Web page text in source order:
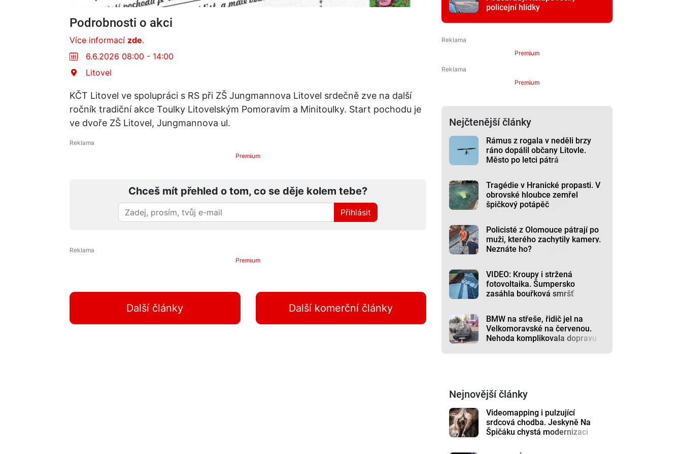
Podrobnosti o akci
Více informací zde.
6.6.2026 08:00 - 14:00
Litovel
KČT Litovel ve spolupráci s RS při ZŠ Jungmannova Litovel srdečně zve na další
ročník tradiční akce Toulky Litovelským Pomoravím a Minitoulky. Start pochodu je
ve dvoře ZŠ Litovel, Jungmannova ul.
Premium
Chceš mít přehled o tom, co se děje kolem tebe?
Přihlásit
Premium
Další články Další komerční články
policejní hlídky
Premium
Premium
Nejčtenější články
Rámus z rogala v neděli brzy
ráno dopálil občany Litovle.
Město po letci pátrá
Tragédie v Hranické propasti. V
obrovské hloubce zemřel
špičkový potápěč
Policisté z Olomouce pátrají po
muži, kterého zachytily kamery.
Neznáte ho?
VIDEO: Kroupy i stržená
fotovoltaika. Šumpersko
zasáhla bouřková smršť
BMW na střeše, řidič jel na
Velkomoravské na červenou.
Nehoda komplikovala dopravu
Nejnovější články
Videomapping i pulzující
srdcová chodba. Jeskyně Na
Špičáku chystá modernizaci